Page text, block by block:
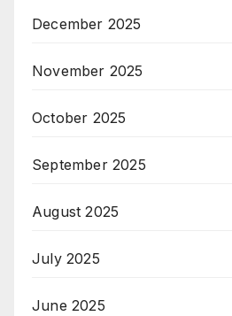
December 2025
November 2025
October 2025
September 2025
August 2025
July 2025
June 2025